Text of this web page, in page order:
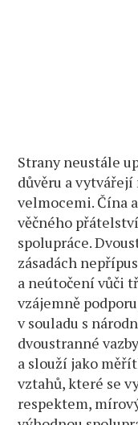
Strany neustále
důvěru a
velmocemi. Čína
věčného
spolupráce.
zásadách
a neútočení vůči
vzájemně
v souladu s
dvoustranné
a slouží jako
vztahů, které se
respektem,